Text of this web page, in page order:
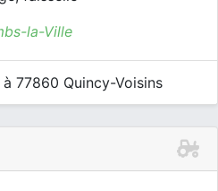
la-Ville
77860 Quincy-Voisins